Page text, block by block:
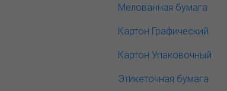
Мелованная бумага
Картон Графический
Картон Упаковочный
Этикеточная бумага